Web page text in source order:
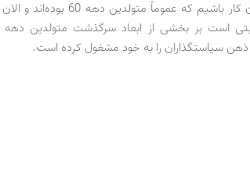
سیاستگذاران را به خود مشغول کرده است.